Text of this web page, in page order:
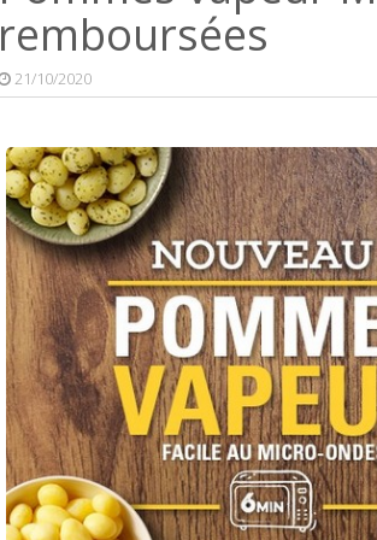
remboursées
21/10/2020